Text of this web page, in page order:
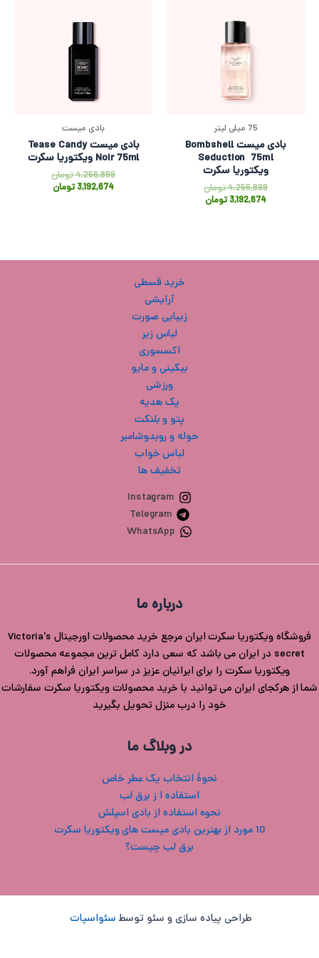
75 میلی لیتر
بادی میست Bombshell
Seduction 75ml
ویکتوریا سکرت
4,256,899تومان
3,192,674 تومان
بادی میست
بادی میست Tease Candy
Noir 75ml ویکتوریا سکرت
4,256,899تومان
3,192,674 تومان
خرید قسطی
آرایشی
زیبایی صورت
لباس زیر
اکسسوری
بیکینی و مایو
ورزشی
پک هدیه
پتو و بلنکت
حوله و روبدوشامبر
لباس خواب
تخفیف ها
Instagram
Telegram
WhatsApp
درباره ما
فروشگاه ویکتوریا سکرت ایران مرجع خرید محصولات اورجینال Victoria's
secret در ایران می باشد که سعی دارد کامل ترین مجموعه محصولات
ویکتوریا سکرت را برای ایرانیان عزیز در سراسر ایران فراهم آورد.
شما از هرکجای ایران می توانید با خرید محصولات ویکتوریا سکرت سفارشات
خود را درب منزل تحویل بگیرید
در وبلاگ ما
نحوۀ انتخاب یک عطر خاص
استفاده ا ز برق لب
نحوه استفاده از بادی اسپلش
10 مورد از بهترین بادی میست های ویکتوریا سکرت
برق لب چیست؟
طراحی پیاده سازی و سئو توسط سئواسپات